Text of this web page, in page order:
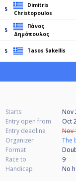
5
Dimitris
Christopoulos
5
Πάνος
Δημόπουλος
5 Tasos Sakellis
Starts Nov
Entry open from
Oct
Entry deadline
Nov
Organizer
The
Format
Race to
9
Handicap
No